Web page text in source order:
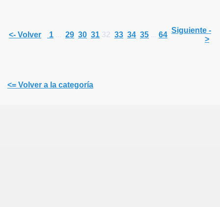
<- Volver 1 ... 29 30 31 32 33 34 35 ... 64
Siguiente -
>
<= Volver a la categoría